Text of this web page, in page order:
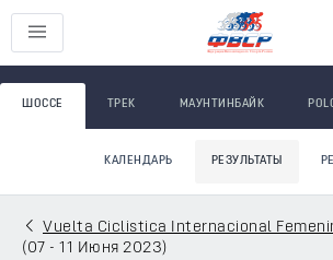
ШОССЕ ТРЕК МАУНТИНБАЙК
КАЛЕНДАРЬ РЕЗУЛЬТАТЫ
Vuelta Ciclistica Internacional
( 07 - 11 Июня 2023)